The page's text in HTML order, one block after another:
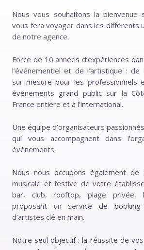
Nous vous souhaitons la
vous fera voyager dans les différents
de notre agence.
Force de 10 années d’expériences
l’événementiel et de l’artistique : de
sur mesure pour les professionnels
événements grand public sur la
France entière et à l’international.
Une équipe d’organisateurs
qui vous accompagnent dans
événements.
Nous nous occupons également de
musicale et festive de votre
bar, club, rooftop, plage privée,
proposant un service de booking
d’artistes clé en main.
Notre seul objectif : la réussite de